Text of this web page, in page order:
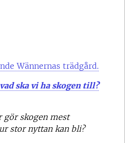
Wännernas trädgård.
ska vi ha skogen till?
skogen mest
stor nyttan kan bli?